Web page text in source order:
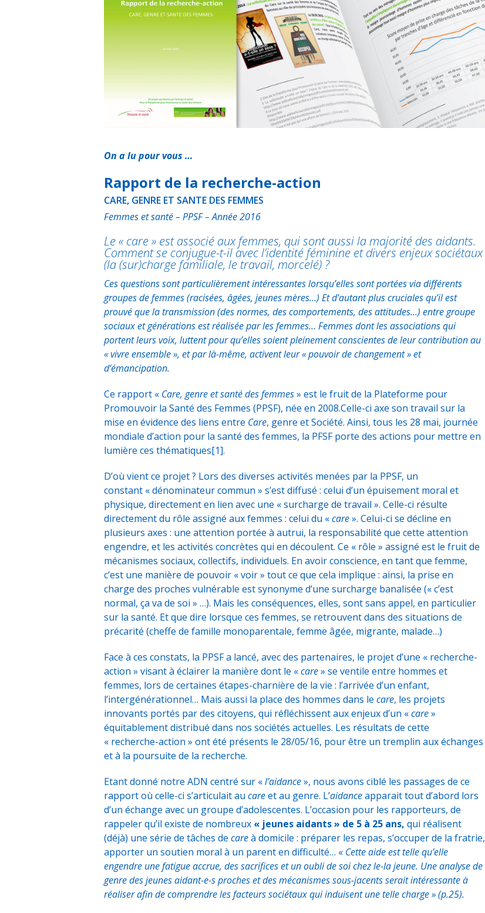
p
n
r
On a lu pour vous …
Rapport de la recherche-action
CARE, GENRE ET SANTE DES FEMMES
Femmes et santé – PPSF – Année 2016
Le « care » est associé aux femmes, qui sont aussi la majorité des aidants.
Comment se conjugue-t-il avec l’identité féminine et divers enjeux sociétaux
(la (sur)charge familiale, le travail, morcelé) ?
Ces questions sont particulièrement intéressantes lorsqu’elles sont portées via différents
groupes de femmes (racisées, âgées, jeunes mères…) Et d’autant plus cruciales qu’il est
prouvé que la transmission (des normes, des comportements, des attitudes…) entre groupe
sociaux et générations est réalisée par les femmes… Femmes dont les associations qui
portent leurs voix, luttent pour qu’elles soient pleinement conscientes de leur contribution au
« vivre ensemble », et par là-même, activent leur « pouvoir de changement » et
d’émancipation.
Ce rapport « Care, genre et santé des femmes» est le fruit de la Plateforme pour
Promouvoir la Santé des Femmes (PPSF), née en 2008.Celle-ci axe son travail sur la
mise en évidence des liens entre Care, genre et Société. Ainsi, tous les 28 mai, journée
mondiale d’action pour la santé des femmes, la PFSF porte des actions pour mettre en
lumière ces thématiques[1].
D’où vient ce projet ? Lors des diverses activités menées par la PPSF, un
constant « dénominateur commun » s’est diffusé : celui d’un épuisement moral et
physique, directement en lien avec une « surcharge de travail ». Celle-ci résulte
directement du rôle assigné aux femmes : celui du «care». Celui-ci se décline en
plusieurs axes : une attention portée à autrui, la responsabilité que cette attention
engendre, et les activités concrètes qui en découlent. Ce « rôle » assigné est le fruit de
mécanismes sociaux, collectifs, individuels. En avoir conscience, en tant que femme,
c’est une manière de pouvoir « voir » tout ce que cela implique : ainsi, la prise en
charge des proches vulnérable est synonyme d’une surcharge banalisée (« c’est
normal, ça va de soi » …). Mais les conséquences, elles, sont sans appel, en particulier
sur la santé. Et que dire lorsque ces femmes, se retrouvent dans des situations de
précarité (cheffe de famille monoparentale, femme âgée, migrante, malade…)
Face à ces constats, la PPSF a lancé, avec des partenaires, le projet d’une « recherche-
action » visant à éclairer la manière dont le «care» se ventile entre hommes et
femmes, lors de certaines étapes-charnière de la vie : l’arrivée d’un enfant,
l’intergénérationnel… Mais aussi la place des hommes dans le care, les projets
innovants portés par des citoyens, qui réfléchissent aux enjeux d’un «care»
équitablement distribué dans nos sociétés actuelles. Les résultats de cette
« recherche-action » ont été présents le 28/05/16, pour être un tremplin aux échanges
et à la poursuite de la recherche.
Etant donné notre ADN centré sur «l’aidance», nous avons ciblé les passages de ce
rapport où celle-ci s’articulait au careet au genre. L’aidanceapparait tout d’abord lors
d’un échange avec un groupe d’adolescentes. L’occasion pour les rapporteurs, de
rappeler qu’il existe de nombreux « jeunes aidants » de 5 à 25 ans, qui réalisent
(déjà) une série de tâches de careà domicile : préparer les repas, s’occuper de la fratrie,
apporter un soutien moral à un parent en difficulté… « Cette aide est telle qu’elle
engendre une fatigue accrue, des sacrifices et un oubli de soi chez le-la jeune. Une analyse de
genre des jeunes aidant-e-s proches et des mécanismes sous-jacents serait intéressante à
réaliser afin de comprendre les facteurs sociétaux qui induisent une telle charge » (p.25).